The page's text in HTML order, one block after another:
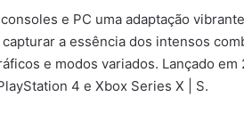
e PC uma adaptação
a essência dos intensos
e modos variados. Lançado
4 e Xbox Series X | S.